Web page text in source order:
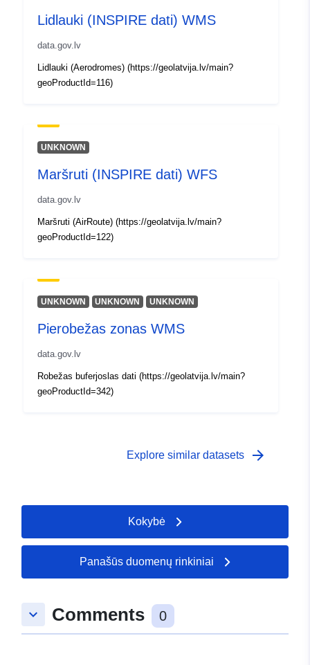
Identifikatoriai:
uriRef:
Lidlauki (INSPIRE dati) WMS
data.gov.lv
Lidlauki (Aerodromes) (https://geolatvija.lv/main?
geoProductId=116)
UNKNOWN
Maršruti (INSPIRE dati) WFS
data.gov.lv
Maršruti (AirRoute) (https://geolatvija.lv/main?
geoProductId=122)
UNKNOWN UNKNOWN UNKNOWN
Pierobežas zonas WMS
data.gov.lv
Robežas buferjoslas dati (https://geolatvija.lv/main?
geoProductId=342)
Explore similar datasets arrow_forward
Kokybė
Panašūs duomenų rinkiniai
keyboard_arrow_down Comments 0